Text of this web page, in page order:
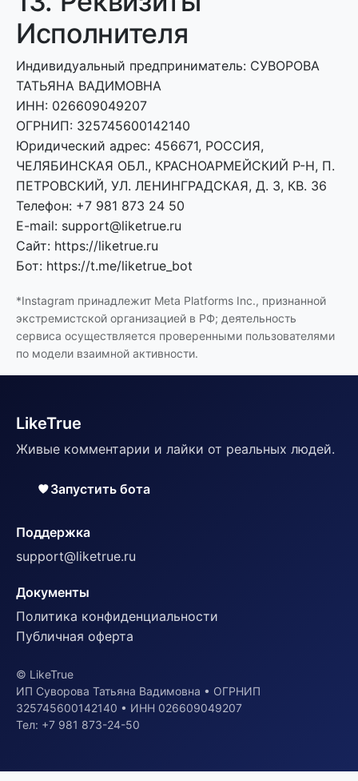
Исполнителя
Индивидуальный предприниматель: СУВОРОВА
ТАТЬЯНА ВАДИМОВНА
ИНН: 026609049207
ОГРНИП: 325745600142140
Юридический адрес: 456671, РОССИЯ,
ЧЕЛЯБИНСКАЯ ОБЛ., КРАСНОАРМЕЙСКИЙ Р-Н, П.
ПЕТРОВСКИЙ, УЛ. ЛЕНИНГРАДСКАЯ, Д. 3, КВ. 36
Телефон: +7 981 873 24 50
E-mail: support@liketrue.ru
Сайт: https://liketrue.ru
Бот: https://t.me/liketrue_bot
*Instagram принадлежит Meta Platforms Inc., признанной
экстремистской организацией в РФ; деятельность
сервиса осуществляется проверенными пользователями
по модели взаимной активности.
LikeTrue
Живые комментарии и лайки от реальных людей.
Запустить бота
Поддержка
support@liketrue.ru
Документы
Политика конфиденциальности
Публичная оферта
© LikeTrue
ИП Суворова Татьяна Вадимовна • ОГРНИП
325745600142140 • ИНН 026609049207
Тел: +7 981 873-24-50